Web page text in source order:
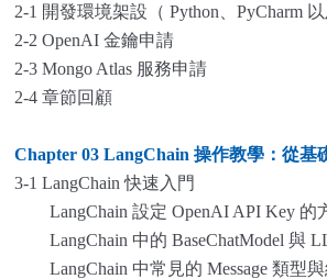
2-1 開發環境架設（ Python、PyCharm
2-2 OpenAI 金鑰申請
2-3 Mongo Atlas 服務申請
2-4 章節回顧
Chapter 03 LangChain 操作教學：從基
3-1 LangChain 快速入門
LangChain 設定 OpenAI API Key 的
LangChain 中的 BaseChatModel 與
LangChain 中常見的 Message 類型